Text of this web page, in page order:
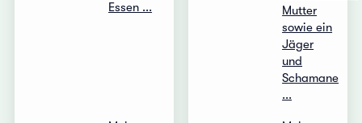
Essen ...
Mutter
sowie ein
Jäger
und
Schamane
...